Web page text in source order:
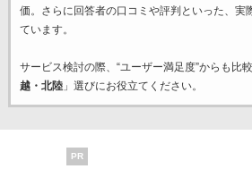
価。さらに回答者の口コミや評判といった、実
ています。
サービス検討の際、“ユーザー満足度”からも比
越・北陸」選びにお役立てください。
PR